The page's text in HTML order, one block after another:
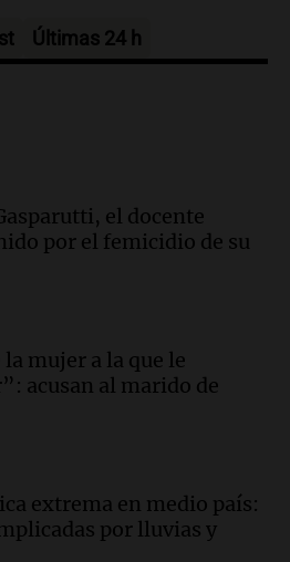
en Cadena 3
de testigos
complica el combate
en Villa Yacanto
en la E-53: por qué
esposo
Últimas 24 h
el docente
por el femicidio de su
la mujer a la que le
acusan al marido de
extrema en medio país:
por lluvias y